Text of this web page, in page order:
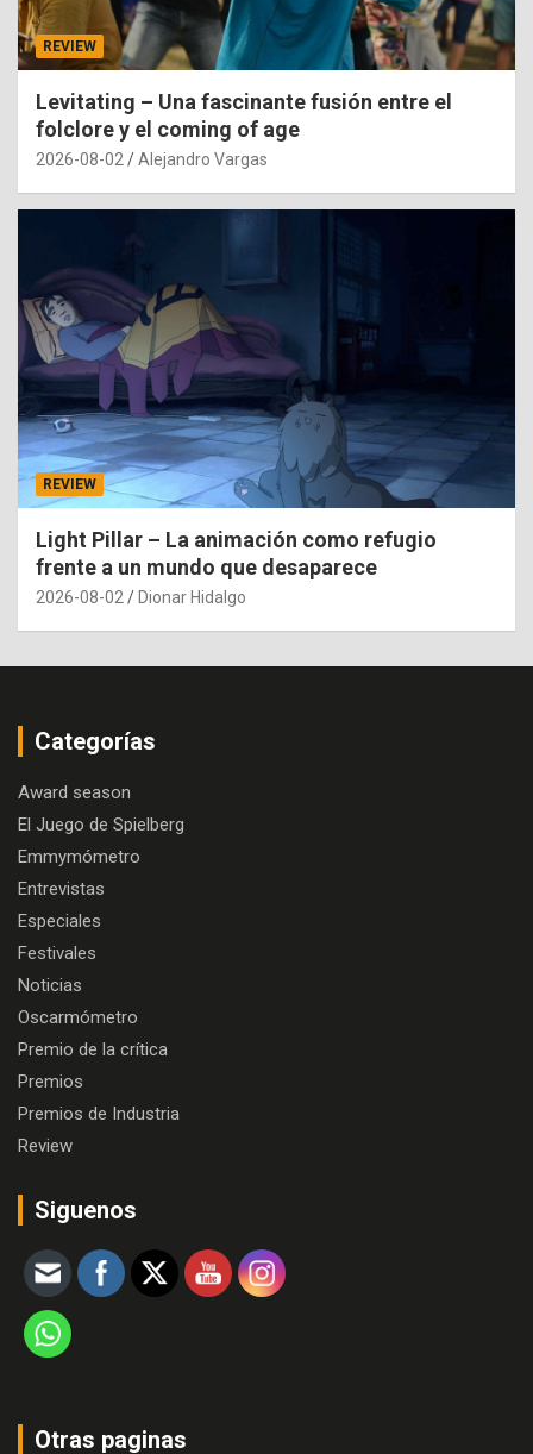
REVIEW
Levitating – Una fascinante fusión entre el
folclore y el coming of age
2026-08-02 Alejandro Vargas
REVIEW
Light Pillar – La animación como refugio
frente a un mundo que desaparece
2026-08-02 Dionar Hidalgo
Categorías
Award season
El Juego de Spielberg
Emmymómetro
Entrevistas
Especiales
Festivales
Noticias
Oscarmómetro
Premio de la crítica
Premios
Premios de Industria
Review
Siguenos
Otras paginas